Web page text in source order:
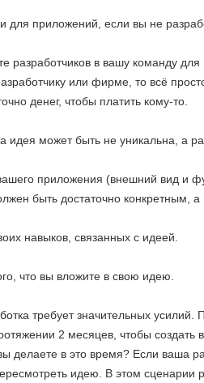
для приложений, если вы не
разработчиков в вашу команду
или фирме, то всё
денег, чтобы платить кому-то.
идея может быть не уникальна, а
приложения (внешний вид и
быть достаточно конкретным,
навыков, связанных с идеей.
что вы вложите в свою идею.
требует значительных усилий.
2 месяцев, чтобы
делаете в это время? Если ваша
идею. В этом сценарии